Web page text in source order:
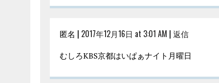
匿名 | 2017年12月16日 at 3:01 AM | 返信
むしろKBS京都はいぱぁナイト月曜日